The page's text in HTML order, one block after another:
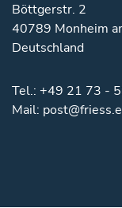
Böttgerstr. 2
40789 Monheim
Deutschland
Tel.: +49 21 73 -
Mail: